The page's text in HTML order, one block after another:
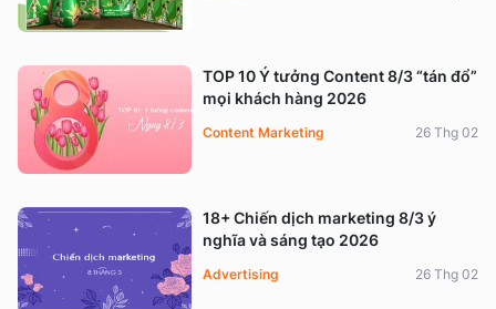
TOP 10 Ý tưởng Content 8/3 “tán đổ”
mọi khách hàng 2026
Content Marketing 26 Thg 02
18+ Chiến dịch marketing 8/3 ý
nghĩa và sáng tạo 2026
Advertising 26 Thg 02